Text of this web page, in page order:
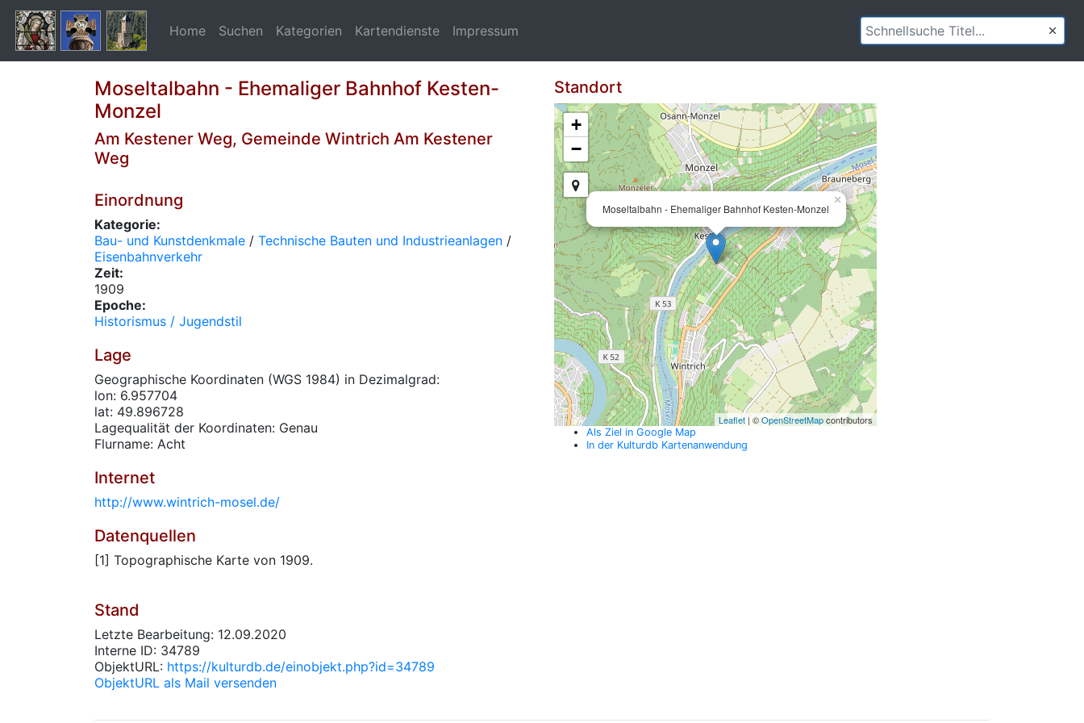
Home Suchen Kategorien Kartendienste Impressum
Moseltalbahn - Ehemaliger Bahnhof Kesten-
Monzel
Am Kestener Weg, Gemeinde Wintrich Am Kestener
Weg
Einordnung
Kategorie:
Bau- und Kunstdenkmale / Technische Bauten und Industrieanlagen /
Eisenbahnverkehr
Zeit:
1909
Epoche:
Historismus / Jugendstil
Lage
Geographische Koordinaten (WGS 1984) in Dezimalgrad:
lon: 6.957704
lat: 49.896728
Lagequalität der Koordinaten: Genau
Flurname: Acht
Internet
http://www.wintrich-mosel.de/
Datenquellen
[1] Topographische Karte von 1909.
Stand
Letzte Bearbeitung: 12.09.2020
Interne ID: 34789
ObjektURL: https://kulturdb.de/einobjekt.php?id=34789
ObjektURL als Mail versenden
Standort
Moseltalbahn - Ehemaliger Bahnhof Kesten-Monzel
×
+
−
Leaflet | ©OpenStreetMapcontributors
Als Ziel in Google Map
In der Kulturdb Kartenanwendung